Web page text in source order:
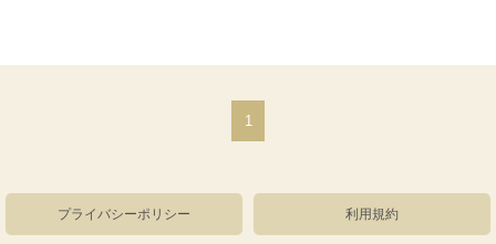
1
プライバシーポリシー 利用規約